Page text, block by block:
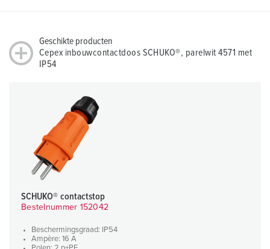
Geschikte producten
Cepex inbouwcontactdoos SCHUKO®, parelwit 4571 met
IP54
SCHUKO® contactstop
Bestelnummer 152042
Beschermingsgraad: IP54
Ampère: 16 A